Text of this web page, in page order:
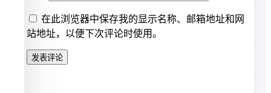
在此浏览器中保存我的显示名称、邮箱地址和网
站地址，以便下次评论时使用。